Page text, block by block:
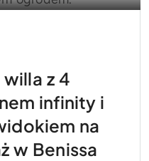
z 4
infinity i
na
w Benissa